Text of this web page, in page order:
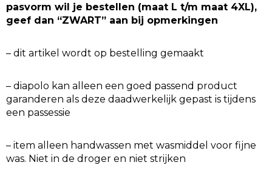
pasvorm wil je bestellen (maat L t/m maat 4XL),
geef dan “ZWART” aan bij opmerkingen
– dit artikel wordt op bestelling gemaakt
– diapolo kan alleen een goed passend product
garanderen als deze daadwerkelijk gepast is tijdens
een passessie
– item alleen handwassen met wasmiddel voor fijne
was. Niet in de droger en niet strijken